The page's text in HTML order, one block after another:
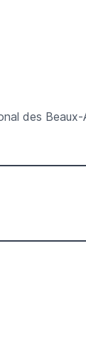
des Beaux-